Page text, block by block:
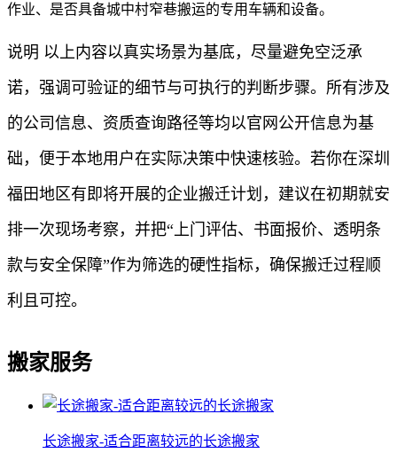
作业、是否具备城中村窄巷搬运的专用车辆和设备。
说明 以上内容以真实场景为基底，尽量避免空泛承
诺，强调可验证的细节与可执行的判断步骤。所有涉及
的公司信息、资质查询路径等均以官网公开信息为基
础，便于本地用户在实际决策中快速核验。若你在深圳
福田地区有即将开展的企业搬迁计划，建议在初期就安
排一次现场考察，并把“上门评估、书面报价、透明条
款与安全保障”作为筛选的硬性指标，确保搬迁过程顺
利且可控。
搬家服务
长途搬家-适合距离较远的长途搬家